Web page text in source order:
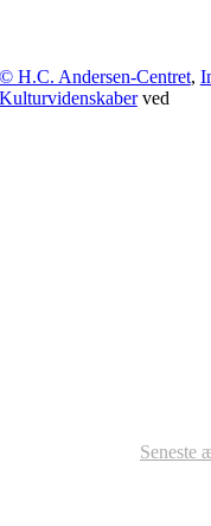
© H.C. Andersen-Centret,
Kulturvidenskaberved
Seneste